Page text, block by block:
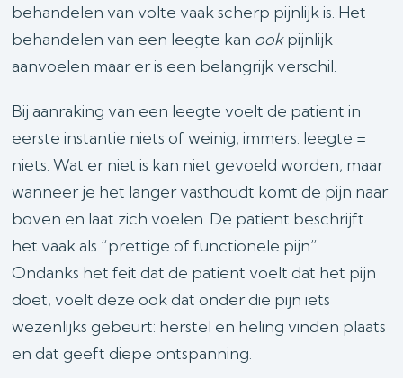
behandelen van volte vaak scherp pijnlijk is. Het
behandelen van een leegte kan ookpijnlijk
aanvoelen maar er is een belangrijk verschil.
Bij aanraking van een leegte voelt de patient in
eerste instantie niets of weinig, immers: leegte =
niets. Wat er niet is kan niet gevoeld worden, maar
wanneer je het langer vasthoudt komt de pijn naar
boven en laat zich voelen. De patient beschrijft
het vaak als “prettige of functionele pijn”.
Ondanks het feit dat de patient voelt dat het pijn
doet, voelt deze ook dat onder die pijn iets
wezenlijks gebeurt: herstel en heling vinden plaats
en dat geeft diepe ontspanning.